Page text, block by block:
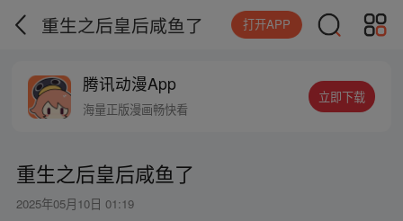
重生之后皇后咸鱼了 打开APP
腾讯动漫App
海量正版漫画畅快看
立即下载
重生之后皇后咸鱼了
2025年05月10日 01:19